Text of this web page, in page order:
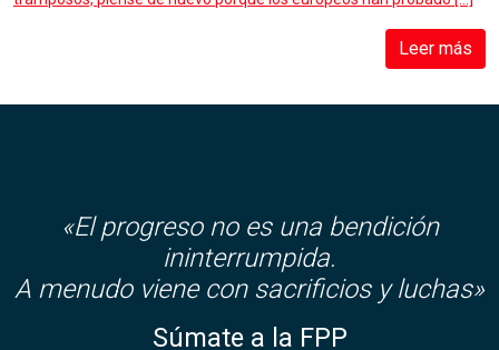
Leer más
«El progreso no es una bendición
ininterrumpida.
A menudo viene con sacrificios y luchas»
Súmate a la FPP